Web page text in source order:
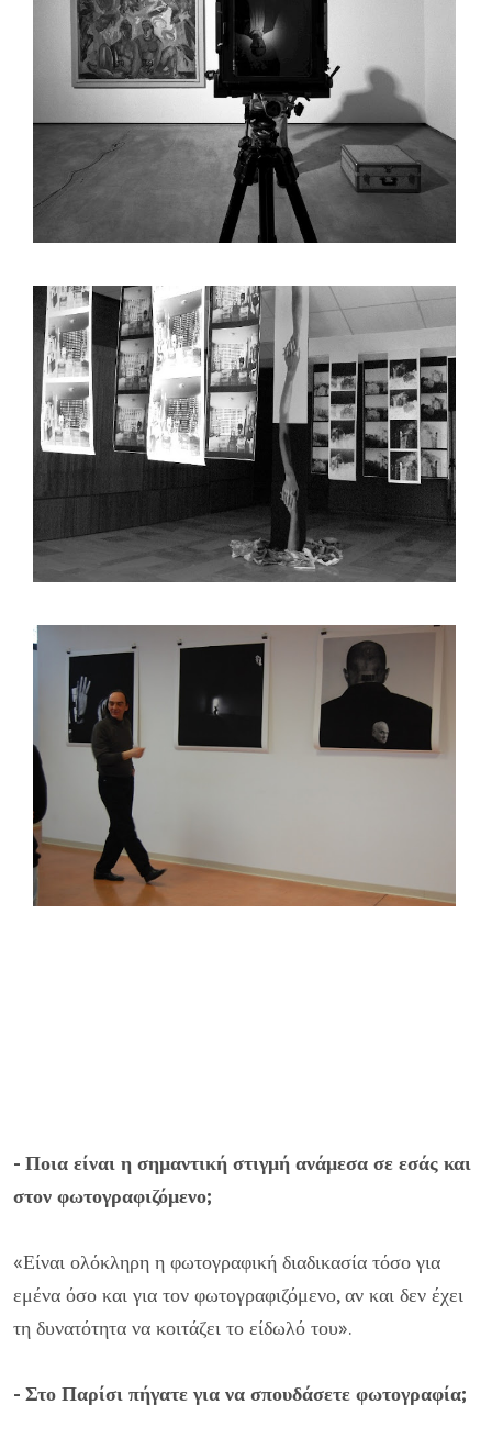
- Ποια είναι η σημαντική στιγμή ανάμεσα σε εσάς και
στον φωτογραφιζόμενο;
«Είναι ολόκληρη η φωτογραφική διαδικασία τόσο για
εμένα όσο και για τον φωτογραφιζόμενο, αν και δεν έχει
τη δυνατότητα να κοιτάζει το είδωλό του».
- Στο Παρίσι πήγατε για να σπουδάσετε φωτογραφία;